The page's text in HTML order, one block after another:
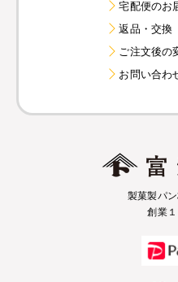
宅配便のお
返品・交換
ご注文後の
お問い合わ
製菓製パ
創業